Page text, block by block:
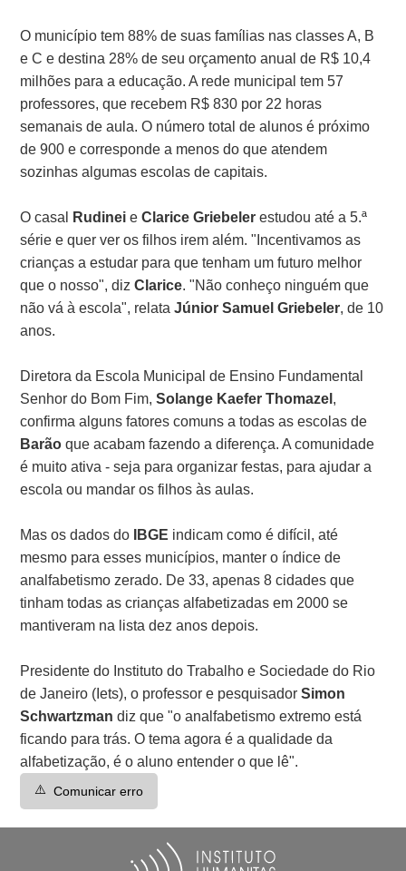
O município tem 88% de suas famílias nas classes A, B
e C e destina 28% de seu orçamento anual de R$ 10,4
milhões para a educação. A rede municipal tem 57
professores, que recebem R$ 830 por 22 horas
semanais de aula. O número total de alunos é próximo
de 900 e corresponde a menos do que atendem
sozinhas algumas escolas de capitais.
O casal RudineieClarice Griebeler estudou até a 5.ª
série e quer ver os filhos irem além. "Incentivamos as
crianças a estudar para que tenham um futuro melhor
que o nosso", dizClarice. "Não conheço ninguém que
não vá à escola", relataJúnior Samuel Griebeler, de 10
anos.
Diretora da Escola Municipal de Ensino Fundamental
Senhor do Bom Fim,Solange Kaefer Thomazel ,
confirma alguns fatores comuns a todas as escolas de
Barãoque acabam fazendo a diferença. A comunidade
é muito ativa - seja para organizar festas, para ajudar a
escola ou mandar os filhos às aulas.
Mas os dados do IBGE indicam como é difícil, até
mesmo para esses municípios, manter o índice de
analfabetismo zerado. De 33, apenas 8 cidades que
tinham todas as crianças alfabetizadas em 2000 se
mantiveram na lista dez anos depois.
Presidente do Instituto do Trabalho e Sociedade do Rio
de Janeiro (Iets), o professor e pesquisadorSimon
Schwartzman diz que "o analfabetismo extremo está
ficando para trás. O tema agora é a qualidade da
alfabetização, é o aluno entender o que lê".
⚠️ Comunicar erro